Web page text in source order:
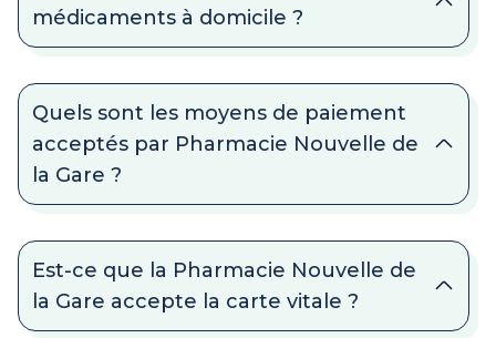
médicaments à domicile ?
Quels sont les moyens de paiement
acceptés par Pharmacie Nouvelle de
la Gare ?
Est-ce que la Pharmacie Nouvelle de
la Gare accepte la carte vitale ?